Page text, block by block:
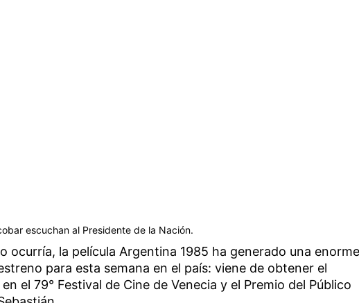
escuchan al Presidente de la Nación.
ocurría, la película Argentina 1985 ha generado una enorme
para esta semana en el país: viene de obtener el
el 79° Festival de Cine de Venecia y el Premio del Público